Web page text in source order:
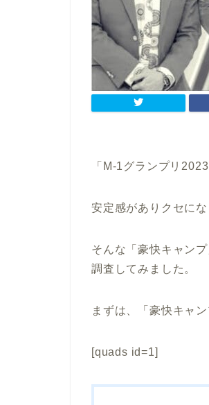
「M-1グランプリ
安定感がありクセに
そんな「豪快キャン
調査してみました。
まずは、「豪快キャ
[quads id=1]